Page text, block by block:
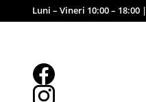
Luni – Vineri 10:00 – 18:00 |